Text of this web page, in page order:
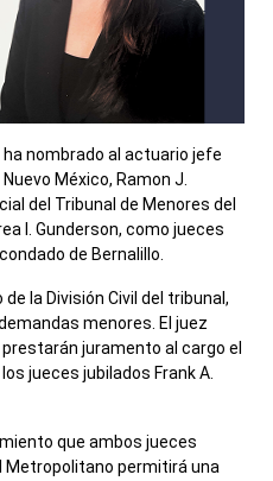
ha nombrado al actuario jefe
México, Ramon J.
del Tribunal de Menores del
I. Gunderson, como jueces
de Bernalillo.
la División Civil del tribunal,
menores. El juez
juramento al cargo el
jueces jubilados Frank A.
que ambos jueces
Metropolitano permitirá una